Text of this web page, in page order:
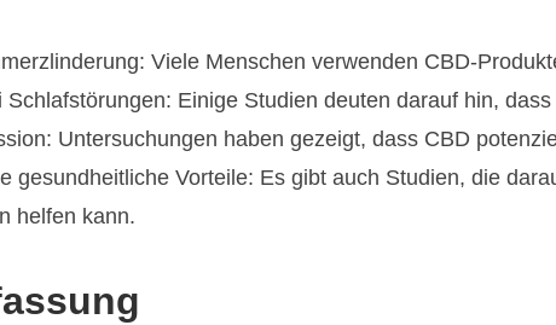
Viele Menschen verwenden CBD-
Schlafstörungen: Einige Studien deuten darauf hin,
Untersuchungen haben gezeigt, dass CBD
gesundheitliche Vorteile: Es gibt auch Studien, die
helfen kann.